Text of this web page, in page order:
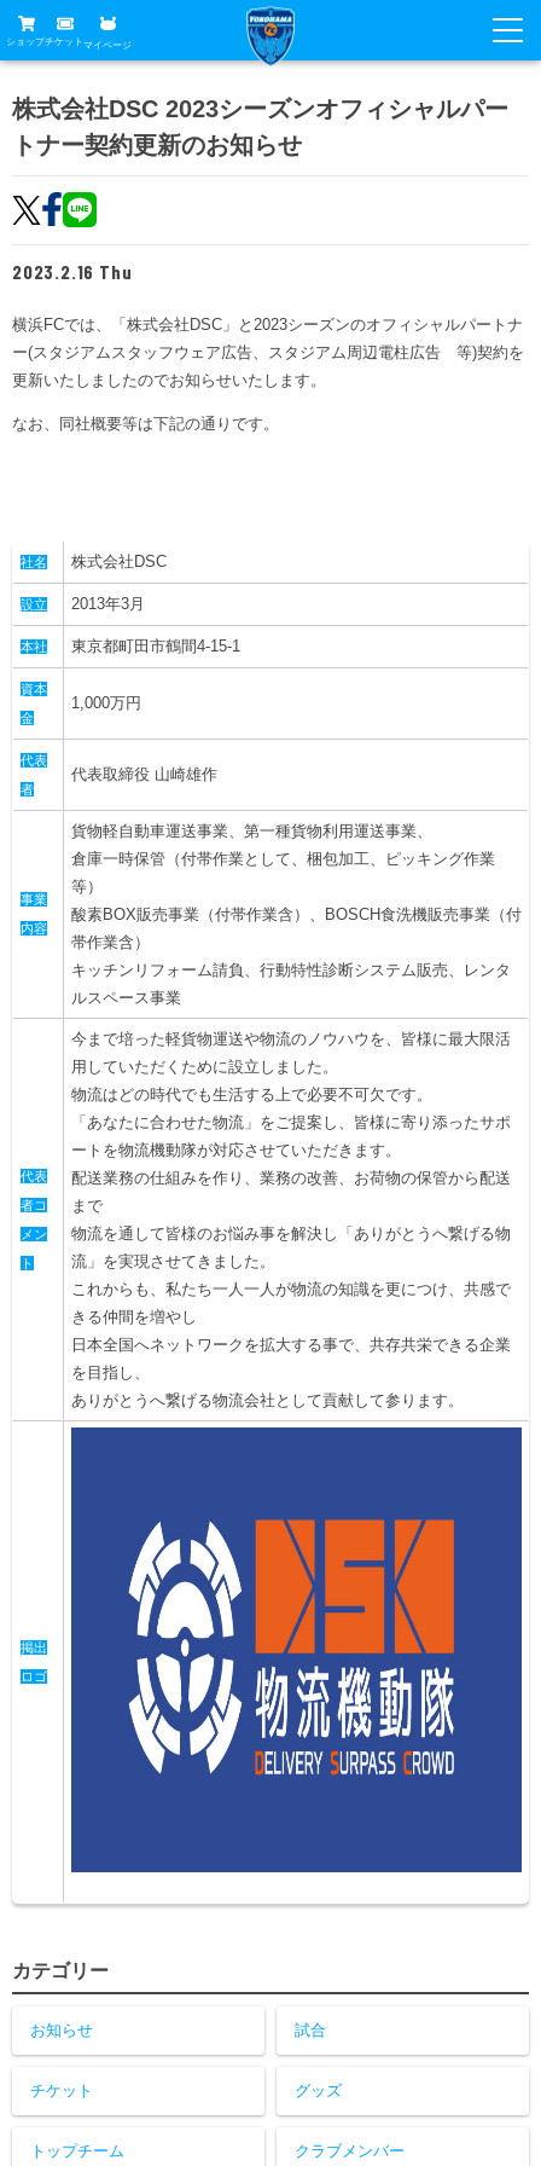
ショップチケット マイページ
グッズ
ホームタウン
トップチーム
試合
アカデミー
試合
試合日程
チケット
チケットガイド
席種・価格表
チケット購入方法
販売スケジュール
チーム
選手・スタッフ
スケジュール
練習見学について
観戦ガイド
横浜FC観戦ガイド
ヒストリー
サステナビリティ
ホームタウン活動
横浜FCスポーツクラブ
ニッパツ横浜FCシーガルズ
ゲームスチュワード
学生インターンシップ
クラブメンバー
スタータークラブ
オリジナルビール
試合日程・結果
アカデミー選手
アカデミースタッフ
フェニックスクラブ
サッカースクール
チアスクール
パートナー
パートナー一覧
あしながドリーム基金
お問い合わせ
お問い合わせ
株式会社DSC 2023シーズンオフィシャルパー
トナー契約更新のお知らせ
2023.2.16 Thu
横浜FCでは、「株式会社DSC」と2023シーズンのオフィシャルパートナ
ー(スタジアムスタッフウェア広告、スタジアム周辺電柱広告 等)契約を
更新いたしましたのでお知らせいたします。
なお、同社概要等は下記の通りです。
社名 株式会社DSC
設立 2013年3月
本社 東京都町田市鶴間4-15-1
資本
金
1,000万円
代表
者
代表取締役 山崎雄作
事業
内容
貨物軽自動車運送事業、第一種貨物利用運送事業、
倉庫一時保管（付帯作業として、梱包加工、ピッキング作業
等）
酸素BOX販売事業（付帯作業含）、BOSCH食洗機販売事業（付
帯作業含）
キッチンリフォーム請負、行動特性診断システム販売、レンタ
ルスペース事業
代表
者コ
メン
ト
今まで培った軽貨物運送や物流のノウハウを、皆様に最大限活
用していただくために設立しました。
物流はどの時代でも生活する上で必要不可欠です。
「あなたに合わせた物流」をご提案し、皆様に寄り添ったサポ
ートを物流機動隊が対応させていただきます。
配送業務の仕組みを作り、業務の改善、お荷物の保管から配送
まで
物流を通して皆様のお悩み事を解決し「ありがとうへ繋げる物
流」を実現させてきました。
これからも、私たち一人一人が物流の知識を更につけ、共感で
きる仲間を増やし
日本全国へネットワークを拡大する事で、共存共栄できる企業
を目指し、
ありがとうへ繋げる物流会社として貢献して参ります。
掲出
ロゴ
カテゴリー
お知らせ 試合
チケット グッズ
トップチーム クラブメンバー